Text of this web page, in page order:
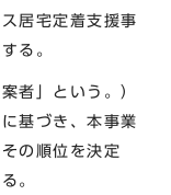
居宅定着支援事
る。
」という。）
基づき、本事業
の順位を決定
。